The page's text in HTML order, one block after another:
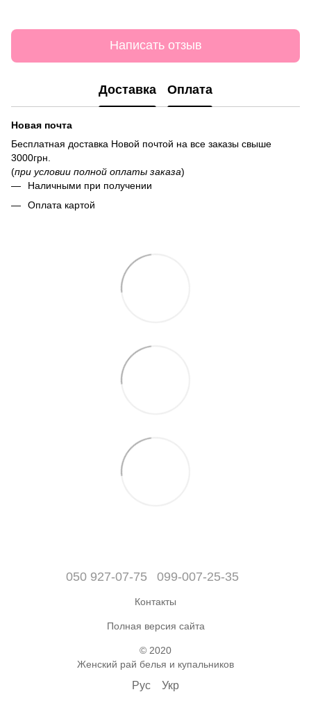
Написать отзыв
Доставка Оплата
Новая почта
Бесплатная доставка Новой почтой на все заказы свыше
3000грн.
(при условии полной оплаты заказа)
Наличными при получении
Оплата картой
050 927-07-75 099-007-25-35
Контакты
Полная версия сайта
© 2020
Женский рай белья и купальников
Рус Укр